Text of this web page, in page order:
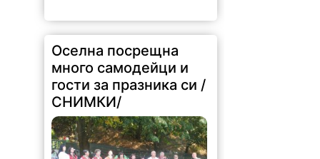
Оселна посрещна
много самодейци и
гости за празника си /
СНИМКИ/